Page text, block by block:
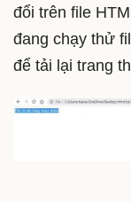
đổi trên file
đang chạy thử
để tải lại trang